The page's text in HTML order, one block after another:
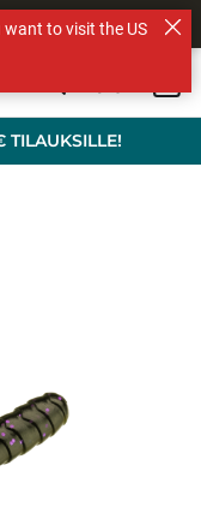
TILAUKSILLE!
want to visit the US